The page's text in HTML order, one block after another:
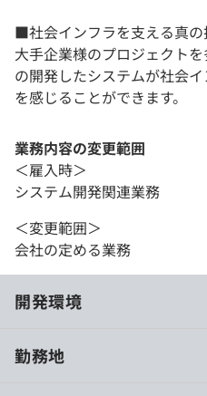
■社会インフラを支える真の
大手企業様のプロジェクト
の開発したシステムが社会
を感じることができます。
業務内容の変更範囲
＜雇入時＞
システム開発関連業務
＜変更範囲＞
会社の定める業務
開発環境
勤務地